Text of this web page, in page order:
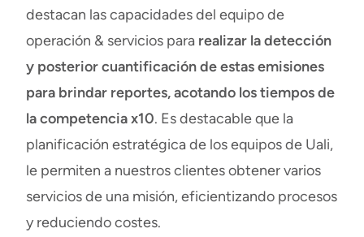
destacan las capacidades del equipo de
operación & servicios para realizar la detección
y posterior cuantificación de estas emisiones
para brindar reportes, acotando los tiempos de
la competencia x10. Es destacable que la
planificación estratégica de los equipos de Uali,
le permiten a nuestros clientes obtener varios
servicios de una misión,eficientizando procesos
y reduciendo costes.